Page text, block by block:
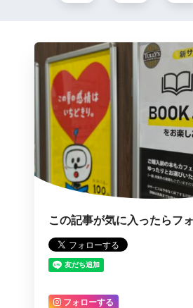
この記事が気に入ったらフ
フォローする